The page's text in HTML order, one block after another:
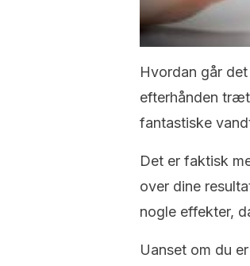
Hvordan går
efterhånden
fantastiske
Det er faktisk
over dine
nogle effekter,
Uanset om du